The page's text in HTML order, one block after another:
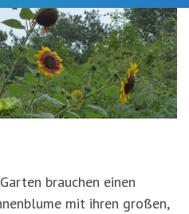
brauchen einen
mit ihren großen,